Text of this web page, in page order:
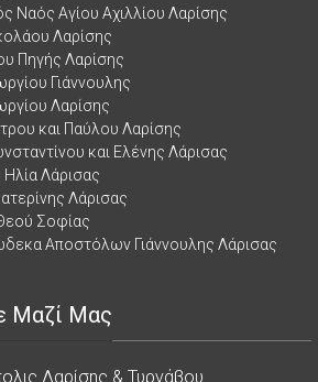
Ναός Αγίου Αχιλλίου Λαρίσης
Λαρίσης
Πηγής Λαρίσης
Γιάννουλης
Λαρίσης
και Παύλου Λαρίσης
και Ελένης Λάρισας
Λάρισας
Λάρισας
Σοφίας
Αποστόλων Γιάννουλης Λάρισας
Μαζί Μας
Λαρίσης & Τυρνάβου